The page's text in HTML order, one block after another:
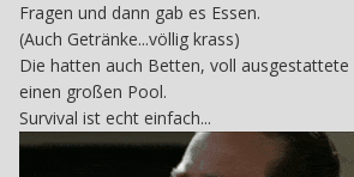
Fragen und dann gab es Essen.
(Auch Getränke...völlig krass)
Die hatten auch Betten, voll
einen großen Pool.
Survival ist echt einfach...